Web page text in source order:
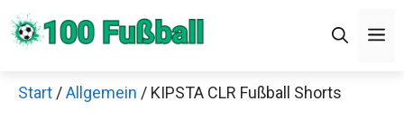
Zum
Inhalt
Start /Allgemein / KIPSTA CLR Fußball Shorts